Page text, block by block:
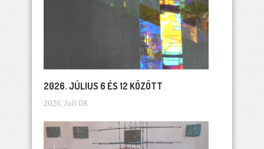
2026. JÚLIUS 6 ÉS 12 KÖZÖTT
2026. Juli 08